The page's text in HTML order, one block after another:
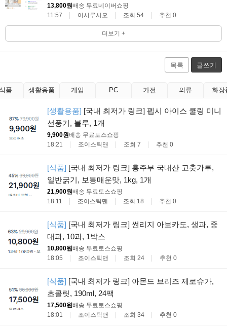
13,800원배송 무료네이버쇼핑
11:57
이시루시오 조회 54 추천 0
더보기 +
목록 글쓰기
품 생활용품 게임 PC 가전 의류 화장
[생활용품] [국내 최저가 링크] 펩시 아이스 쿨링 미니
선풍기, 블루, 1개
9,900원배송 무료토스쇼핑
18:21
조이스틱맨 조회 7 추천 0
[식품] [국내 최저가 링크] 홍주부 국내산 고춧가루,
일반굵기, 보통매운맛, 1kg, 1개
21,900원배송 무료토스쇼핑
18:11
조이스틱맨 조회 18 추천 0
[식품] [국내 최저가 링크] 썬리지 아보카도, 생과, 중
대과, 10과, 1박스
10,800원배송 무료토스쇼핑
18:05
조이스틱맨 조회 24 추천 0
[식품] [국내 최저가 링크] 아몬드 브리즈 제로슈가,
초콜릿, 190ml, 24팩
17,500원배송 무료토스쇼핑
18:01
조이스틱맨 조회 34 추천 0